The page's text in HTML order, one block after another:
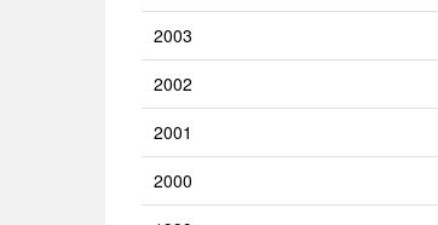
2003
2002
2001
2000